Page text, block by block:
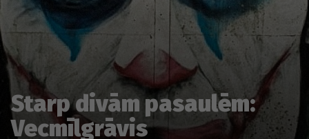
Starp divām pasaulēm:
Vecmīlgrāvis